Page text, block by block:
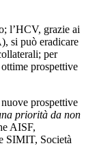
l’HCV, grazie ai
si può eradicare
per
prospettive
prospettive
priorità da non
AISF,
SIMIT, Società